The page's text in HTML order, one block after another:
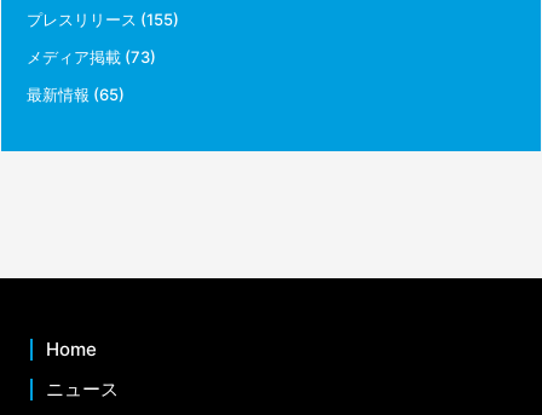
プレスリリース (155)
メディア掲載(73)
最新情報 (65)
Home
ニュース